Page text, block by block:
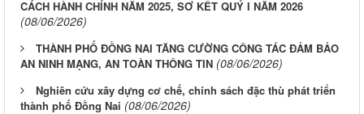
CÁCH HÀNH CHÍNH NĂM 2025, SƠ KẾT QUÝ I NĂM 2026
(08/06/2026)
THÀNH PHỐ ĐỒNG NAI TĂNG CƯỜNG CÔNG TÁC ĐẢM BẢO
AN NINH MẠNG, AN TOÀN THÔNG TIN (08/06/2026)
Nghiên cứu xây dựng cơ chế, chính sách đặc thù phát triển
thành phố Đồng Nai (08/06/2026)